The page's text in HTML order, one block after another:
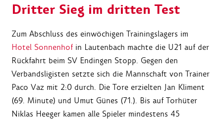
Dritter Sieg im dritten Test
Zum Abschluss des einwöchigen Trainingslagers im
Hotel Sonnenhof in Lautenbach machte die U21 auf der
Rückfahrt beim SV Endingen Stopp. Gegen den
Verbandsligisten setzte sich die Mannschaft von Trainer
Paco Vaz mit 2:0 durch. Die Tore erzielten Jan Kliment
(69. Minute) und Umut Günes (71.). Bis auf Torhüter
Niklas Heeger kamen alle Spieler mindestens 45